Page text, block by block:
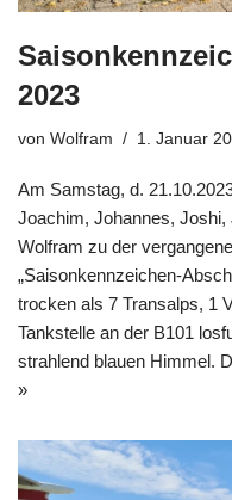
2023
von Wolfram 1. Januar
Am Samstag, d.
Joachim, Johannes,
Wolfram zu der
„Saisonkennzeichen-
trocken als 7 Transalps, 1
Tankstelle an der B101
strahlend blauen Himmel.
»